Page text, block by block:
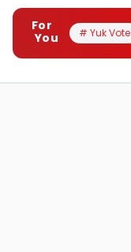
For
You
# Yuk Vote